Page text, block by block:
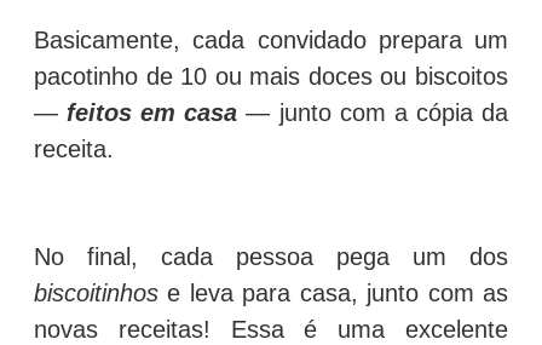
Basicamente, cada convidado prepara um
pacotinho de 10 ou mais doces ou biscoitos
— feitos em casa — junto com a cópia da
receita.
No final, cada pessoa pega um dos
biscoitinhos e leva para casa, junto com as
novas receitas! Essa é uma excelente